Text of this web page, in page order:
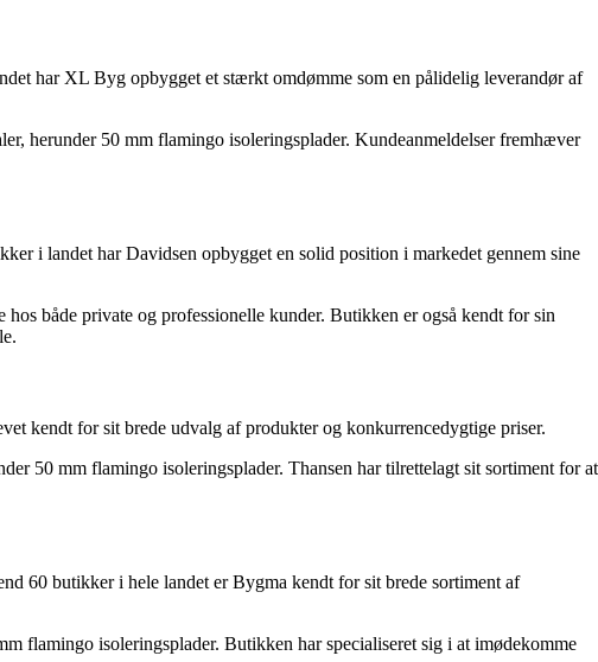
har XL Byg opbygget et stærkt omdømme som en pålidelig leverandør af
herunder 50 mm flamingo isoleringsplader. Kundeanmeldelser fremhæver
i landet har Davidsen opbygget en solid position i markedet gennem sine
både private og professionelle kunder. Butikken er også kendt for sin
kendt for sit brede udvalg af produkter og konkurrencedygtige priser.
50 mm flamingo isoleringsplader. Thansen har tilrettelagt sit sortiment for at
60 butikker i hele landet er Bygma kendt for sit brede sortiment af
flamingo isoleringsplader. Butikken har specialiseret sig i at imødekomme